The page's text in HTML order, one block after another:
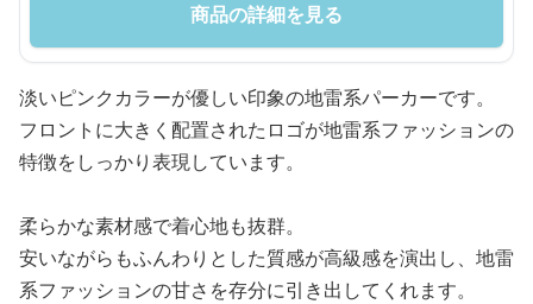
商品の詳細を見る
淡いピンクカラーが優しい印象の地雷系パーカーです。
フロントに大きく配置されたロゴが地雷系ファッションの
特徴をしっかり表現しています。
柔らかな素材感で着心地も抜群。
安いながらもふんわりとした質感が高級感を演出し、地雷
系ファッションの甘さを存分に引き出してくれます。